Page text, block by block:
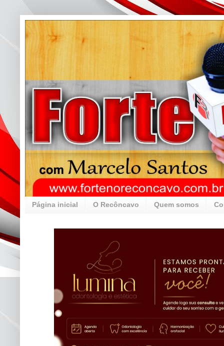
Página inicial O Recôncavo Quem somos